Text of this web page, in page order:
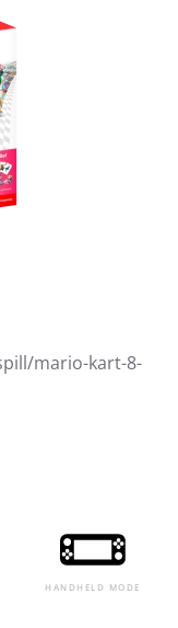
mario-kart-8-
HANDHELD MODE